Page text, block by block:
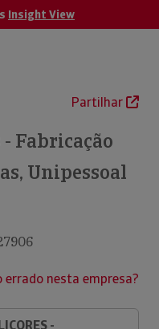
Insight View
Partilhar
Fabricação
Unipessoal
errado nesta empresa?
-